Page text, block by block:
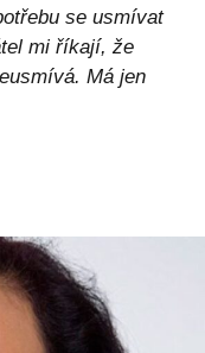
se usmívat
mi říkají, že
Má jen